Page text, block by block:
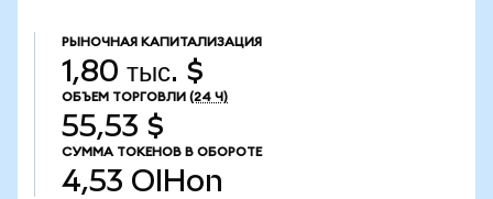
РЫНОЧНАЯ КАПИТАЛИЗАЦИЯ
1,80 тыс. $
ОБЪЕМ ТОРГОВЛИ (24 Ч)
55,53 $
СУММА ТОКЕНОВ В ОБОРОТЕ
4,53 OIHon